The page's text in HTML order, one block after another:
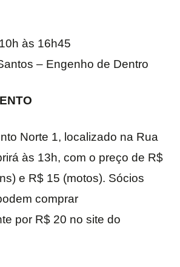
às 16h45
– Engenho de Dentro
Norte 1, localizado na Rua
às 13h, com o preço de R$
e R$ 15 (motos). Sócios
comprar
por R$ 20 no site do